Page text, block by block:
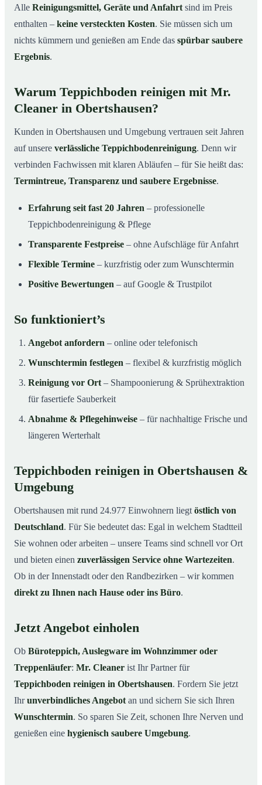
Alle Reinigungsmittel, Geräte und Anfahrt sind im Preis
enthalten – keine versteckten Kosten. Sie müssen sich um
nichts kümmern und genießen am Ende das spürbar saubere
Ergebnis.
Warum Teppichboden reinigen mit Mr.
Cleaner in Obertshausen?
Kunden in Obertshausen und Umgebung vertrauen seit Jahren
auf unsere verlässliche Teppichbodenreinigung. Denn wir
verbinden Fachwissen mit klaren Abläufen – für Sie heißt das:
Termintreue, Transparenz und saubere Ergebnisse.
Erfahrung seit fast 20 Jahren – professionelle
Teppichbodenreinigung & Pflege
Transparente Festpreise – ohne Aufschläge für Anfahrt
Flexible Termine – kurzfristig oder zum Wunschtermin
Positive Bewertungen – auf Google & Trustpilot
So funktioniert’s
Angebot anfordern – online oder telefonisch
Wunschtermin festlegen – flexibel & kurzfristig möglich
Reinigung vor Ort – Shampoonierung & Sprühextraktion
für fasertiefe Sauberkeit
Abnahme & Pflegehinweise – für nachhaltige Frische und
längeren Werterhalt
Teppichboden reinigen in Obertshausen &
Umgebung
Obertshausen mit rund 24.977 Einwohnern liegt östlich von
Deutschland. Für Sie bedeutet das: Egal in welchem Stadtteil
Sie wohnen oder arbeiten – unsere Teams sind schnell vor Ort
und bieten einen zuverlässigen Service ohne Wartezeiten.
Ob in der Innenstadt oder den Randbezirken – wir kommen
direkt zu Ihnen nach Hause oder ins Büro.
Jetzt Angebot einholen
Ob Büroteppich, Auslegware im Wohnzimmer oder
Treppenläufer: Mr. Cleaner ist Ihr Partner für
Teppichboden reinigen in Obertshausen. Fordern Sie jetzt
Ihrunverbindliches Angebot an und sichern Sie sich Ihren
Wunschtermin. So sparen Sie Zeit, schonen Ihre Nerven und
genießen eine hygienisch saubere Umgebung.